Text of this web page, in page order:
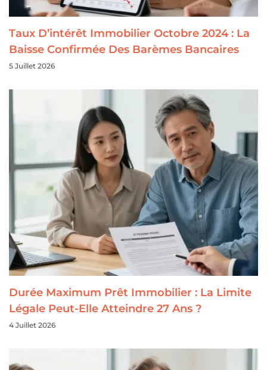
Taux D’intérêt Immobilier Octobre 2024 : La
Baisse Confirmée Des Barèmes Bancaires
5 Juillet 2026
Durée Maximum Prêt Immobilier : La Limite
Légale Peut-Elle Atteindre 27 Ans ?
4 Juillet 2026